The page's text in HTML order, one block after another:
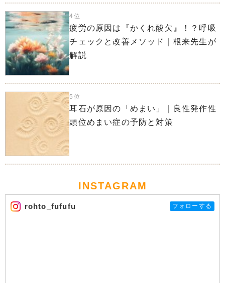
4位
疲労の原因は『かくれ酸欠』！？呼吸
チェックと改善メソッド｜根来先生が
解説
5位
耳石が原因の「めまい」｜良性発作性
頭位めまい症の予防と対策
INSTAGRAM
rohto_fufufu フォローする